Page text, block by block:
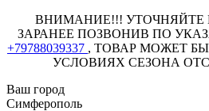
ВНИМАНИЕ!!! УТОЧНЯЙТЕ
ЗАРАНЕЕ ПОЗВОНИВ ПО
+79788039337 , ТОВАР МОЖЕТ
УСЛОВИЯХ СЕЗОНА
Ваш город
Симферополь